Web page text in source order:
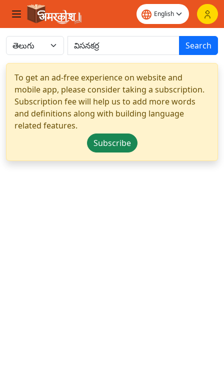
Search
To get an ad-free experience on website and
mobile app, please consider taking a subscription.
Subscription fee will help us to add more words
and definitions along with building language
related features.
Subscribe